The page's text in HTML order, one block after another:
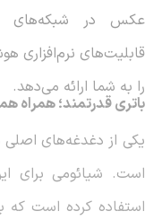
عکس در شبکه‌های
قابلیت‌های نرم‌افزاری
را به شما ارائه می‌دهد.
باتری قدرتمند؛ همراه
یکی از دغدغه‌های اصلی
است. شیائومی برای
استفاده کرده است که